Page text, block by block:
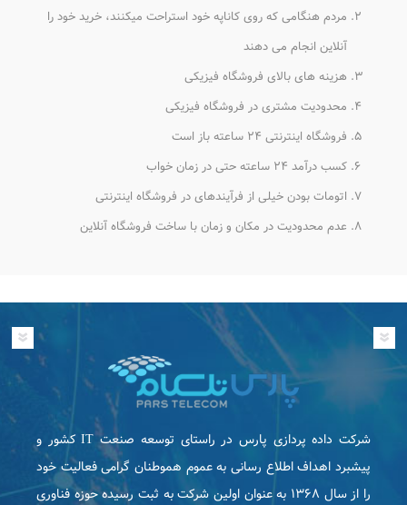
مردم هنگامی که روی کاناپه خود استراحت میکنند، خرید خود را
آنلاین انجام می دهند
هزینه های بالای فروشگاه فیزیکی
محدودیت مشتری در فروشگاه فیزیکی
فروشگاه اینترنتی ۲۴ ساعته باز است
کسب درآمد ۲۴ ساعته حتی در زمان خواب
اتومات بودن خیلی از فرآیندهای در فروشگاه اینترنتی
عدم محدودیت در مکان و زمان با ساخت فروشگاه آنلاین
شرکت داده پردازی پارس در راستای توسعه صنعت IT كشور و
پیشبرد اهداف اطلاع رسانی به عموم هموطنان گرامی فعاليت خود
را از سال ۱۳۶۸ به عنوان اولین شرکت به ثبت رسیده حوزه فناوری